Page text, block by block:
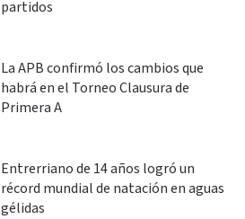
partidos
La APB confirmó los cambios que
habrá en el Torneo Clausura de
Primera A
Entrerriano de 14 años logró un
récord mundial de natación en aguas
gélidas